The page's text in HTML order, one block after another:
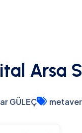
Arsa
GÜLEÇ